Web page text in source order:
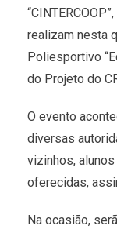
realizam nesta
Poliesportivo
do Projeto do
O evento
diversas
vizinhos,
oferecidas,
Na ocasião,